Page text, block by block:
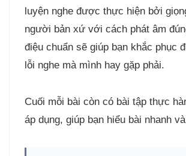
luyện nghe được thực hiện bởi
người bản xứ với cách phát âm
điệu chuẩn sẽ giúp bạn khắc phục
lỗi nghe mà mình hay gặp phải.
Cuối mỗi bài còn có bài tập thực
áp dụng, giúp bạn hiểu bài nhanh